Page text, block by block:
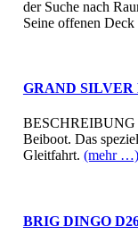
der Suche nach
Seine offenen Deck
GRAND SILVER
BESCHREIBUNG
Beiboot. Das
Gleitfahrt. (mehr …)
BRIG DINGO